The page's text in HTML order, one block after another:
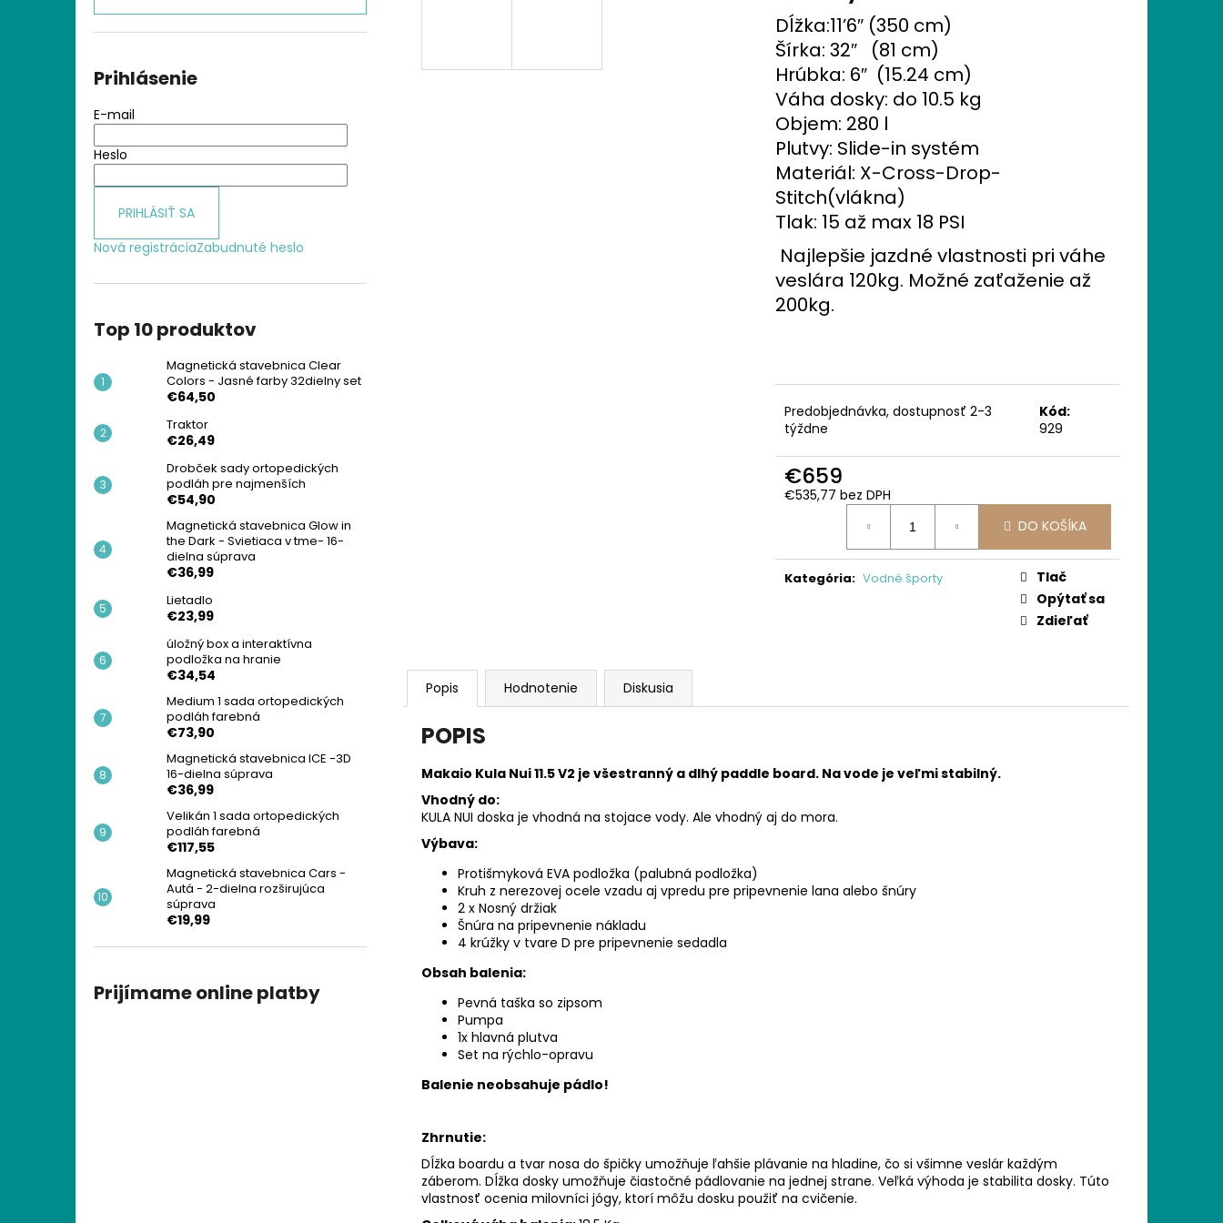
Prihlásenie
E-mail
Heslo
PRIHLÁSIŤ SA
Nová registráciaZabudnuté heslo
Top 10 produktov
Magnetická stavebnica Clear
Colors - Jasné farby 32dielny set
€64,50
Traktor
€26,49
Drobček sady ortopedických
podláh pre najmenších
€54,90
Magnetická stavebnica Glow in
the Dark - Svietiaca v tme- 16-
dielna súprava
€36,99
Lietadlo
€23,99
úložný box a interaktívna
podložka na hranie
€34,54
Medium 1 sada ortopedických
podláh farebná
€73,90
Magnetická stavebnica ICE -3D
16-dielna súprava
€36,99
Velikán 1 sada ortopedických
podláh farebná
€117,55
Magnetická stavebnica Cars -
Autá - 2-dielna rozširujúca
súprava
€19,99
Prijímame online platby
Dĺžka:11’6″ (350 cm)
Šírka: 32″ (81 cm)
Hrúbka: 6″ (15.24 cm)
Váha dosky: do 10.5 kg
Objem: 280 l
Plutvy: Slide-in systém
Materiál: X-Cross-Drop-
Stitch(vlákna)
Tlak: 15 až max 18 PSI
Najlepšie jazdné vlastnosti pri váhe
veslára 120kg. Možné zaťaženie až
200kg.
Predobjednávka, dostupnosť 2-3
týždne
Kód:
929
€659
€535,77 bez DPH
Jednotková
DO KOŠÍKA
Kategória: Vodné športy
Tlač
Opýtať sa
Zdieľať
Popis Hodnotenie Diskusia
POPIS
Makaio Kula Nui 11.5 V2 je všestranný a dlhý paddle board. Na vode je veľmi stabilný.
Vhodný do:
KULA NUI doska je vhodná na stojace vody. Ale vhodný aj do mora.
Výbava:
Protišmyková EVA podložka (palubná podložka)
Kruh z nerezovej ocele vzadu aj vpredu pre pripevnenie lana alebo šnúry
2 x Nosný držiak
Šnúra na pripevnenie nákladu
4 krúžky v tvare D pre pripevnenie sedadla
Obsah balenia:
Pevná taška so zipsom
Pumpa
1x hlavná plutva
Set na rýchlo-opravu
Balenie neobsahuje pádlo!
Zhrnutie:
Dĺžka boardu a tvar nosa do špičky umožňuje ľahšie plávanie na hladine, čo si všimne veslár každým
záberom. Dĺžka dosky umožňuje čiastočné pádlovanie na jednej strane. Veľká výhoda je stabilita dosky. Túto
vlastnosť ocenia milovníci jógy, ktorí môžu dosku použiť na cvičenie.
COLORS - JASNÉ FARBY 32DIELNY SET
DROBČEK SADY ORTOPEDICKÝCH
PODLÁH PRE NAJMENŠÍCH